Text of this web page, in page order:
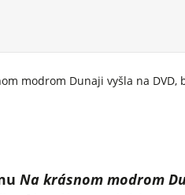
modrom Dunaji vyšla na
Na krásnom modrom